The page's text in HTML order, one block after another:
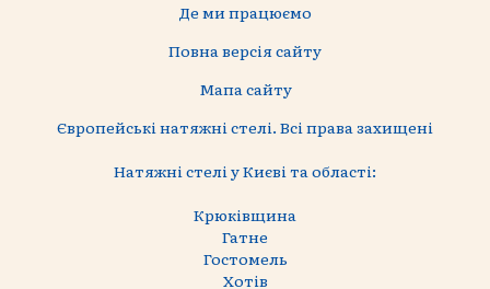
Де ми працюємо
Повна версія сайту
Мапа сайту
Європейські натяжні стелі. Всі права захищені
Натяжні стелі у Києві та області:
Крюківщина
Гатне
Гостомель
Хотів